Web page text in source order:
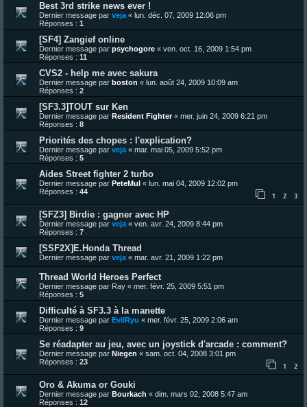
Best 3rd strike news ever !
Dernier message par veja « lun. déc. 07, 2009 12:06 pm
Réponses : 1
[SF4] Zangief online
Dernier message par psychogore « ven. oct. 16, 2009 1:54 pm
Réponses : 11
CVS2 - help me avec sakura
Dernier message par boston « lun. août 24, 2009 10:09 am
Réponses : 2
[SF3.3]TOUT sur Ken
Dernier message par Resident Fighter« mer. juin 24, 2009 6:21 pm
Réponses : 8
Priorités des chopes : l'explication?
Dernier message par veja « mar. mai 05, 2009 5:52 pm
Réponses : 5
Aides Street fighter 2 turbo
Dernier message par PeteMul « lun. mai 04, 2009 12:02 pm
Réponses : 44 1 2 3
[SFZ3] Birdie : gagner avec HP
Dernier message par veja « ven. avr. 24, 2009 8:44 pm
Réponses : 7
[SSF2X]E.Honda Thread
Dernier message par veja « mar. avr. 21, 2009 1:22 pm
Thread World Heroes Perfect
Dernier message par Ray « mer. févr. 25, 2009 5:51 pm
Réponses : 5
Difficulté à SF3.3 à la manette
Dernier message par EvilRyu « mer. févr. 25, 2009 2:06 am
Réponses : 9
Se réadapter au jeu, avec un joystick d'arcade : comment?
Dernier message par Niegen « sam. oct. 04, 2008 3:01 pm
Réponses : 23 1 2
Oro & Akuma or Gouki
Dernier message par Bourkach « dim. mars 02, 2008 5:47 am
Réponses : 12